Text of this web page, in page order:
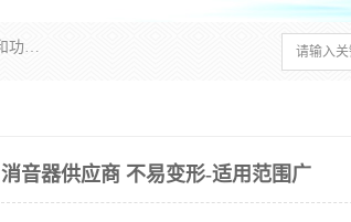
消音器主要用于降低机械设备或枪械等产生的噪声。它通过阻尼或增加排气面积来降低排气速度和功率，从而降低噪声。常见的消音器类型包括阻性消声器、抗性消声器、共振消声器以及阻抗复合式消声器等。这些消音器各有特点，适用于不同频率的噪声消除。
消音器供应商 不易变形-适用范围广